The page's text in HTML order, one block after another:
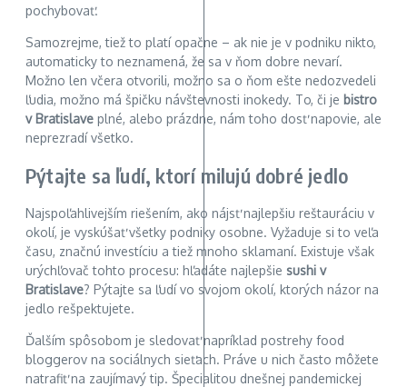
pochybovať.
Samozrejme, tiež to platí opačne – ak nie je v podniku nikto,
automaticky to neznamená, že sa v ňom dobre nevarí.
Možno len včera otvorili, možno sa o ňom ešte nedozvedeli
ľudia, možno má špičku návštevnosti inokedy. To, či je bistro
v Bratislave plné, alebo prázdne, nám toho dosť napovie, ale
neprezradí všetko.
Pýtajte sa ľudí, ktorí milujú dobré jedlo
Najspoľahlivejším riešením, ako nájsť najlepšiu reštauráciu v
okolí, je vyskúšať všetky podniky osobne. Vyžaduje si to veľa
času, značnú investíciu a tiež mnoho sklamaní. Existuje však
urýchľovač tohto procesu: hľadáte najlepšie sushi v
Bratislave? Pýtajte sa ľudí vo svojom okolí, ktorých názor na
jedlo rešpektujete.
Ďalším spôsobom je sledovať napríklad postrehy food
bloggerov na sociálnych sieťach. Práve u nich často môžete
natrafiť na zaujímavý tip. Špecialitou dnešnej pandemickej